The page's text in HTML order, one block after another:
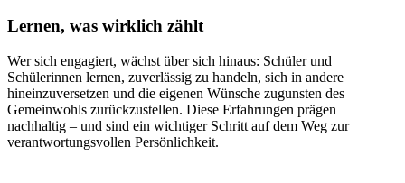
Lernen, was wirklich zählt
Wer sich engagiert, wächst über sich hinaus: Schüler und
Schülerinnen lernen, zuverlässig zu handeln, sich in andere
hineinzuversetzen und die eigenen Wünsche zugunsten des
Gemeinwohls zurückzustellen. Diese Erfahrungen prägen
nachhaltig – und sind ein wichtiger Schritt auf dem Weg zur
verantwortungsvollen Persönlichkeit.